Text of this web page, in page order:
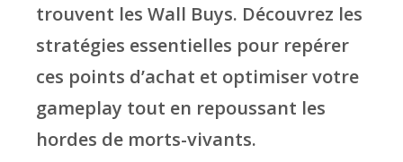
trouvent les Wall Buys. Découvrez les
stratégies essentielles pour repérer
ces points d’achat et optimiser votre
gameplay tout en repoussant les
hordes de morts-vivants.